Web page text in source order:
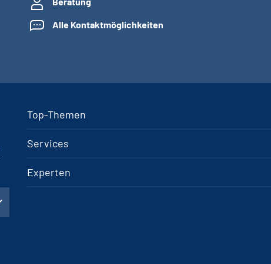
Alle Kontaktmöglichkeiten
Top-Themen
Services
Experten